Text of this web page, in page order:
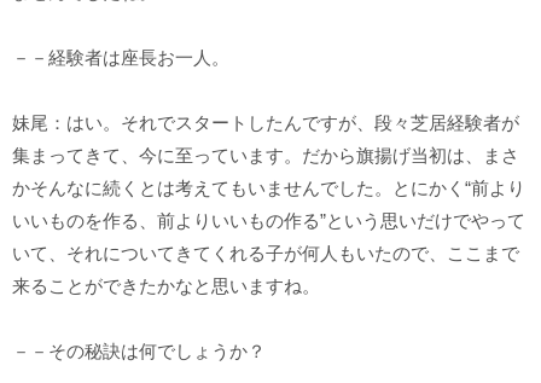
－－経験者は座長お一人。
妹尾：はい。それでスタートしたんですが、段々芝居経験者が
集まってきて、今に至っています。だから旗揚げ当初は、まさ
かそんなに続くとは考えてもいませんでした。とにかく“前より
いいものを作る、前よりいいもの作る”という思いだけでやって
いて、それについてきてくれる子が何人もいたので、ここまで
来ることができたかなと思いますね。
－－その秘訣は何でしょうか？